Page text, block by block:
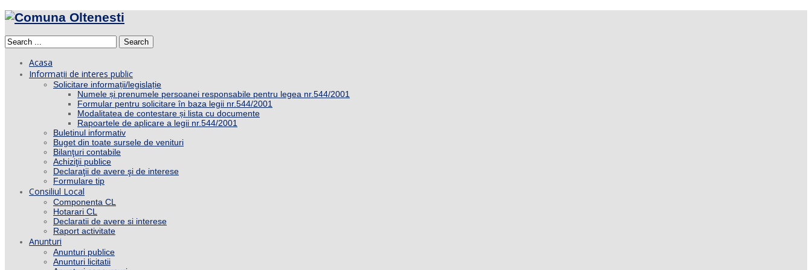
Search
Acasa
Informații de interes public
Solicitare informații/legislație
Numele și prenumele persoanei responsabile pentru legea nr.544/2001
Formular pentru solicitare în baza legii nr.544/2001
Modalitatea de contestare și lista cu documente
Rapoartele de aplicare a legii nr.544/2001
Buletinul informativ
Buget din toate sursele de venituri
Bilanţuri contabile
Achiziţii publice
Declaraţii de avere şi de interese
Formulare tip
Consiliul Local
Componenta CL
Hotarari CL
Declaratii de avere si interese
Raport activitate
Anunturi
Anunturi publice
Anunturi licitatii